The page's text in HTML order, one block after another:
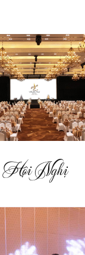
Hội Nghị